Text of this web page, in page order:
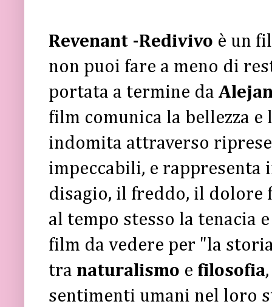
Revenant -Redivivo è un
non puoi fare a meno di
portata a termine da
film comunica la bellezza
indomita attraverso
impeccabili, e
disagio, il freddo, il dolore
al tempo stesso la tenacia
film da vedere per "la
tra naturalismo e filosofia
sentimenti umani nel loro